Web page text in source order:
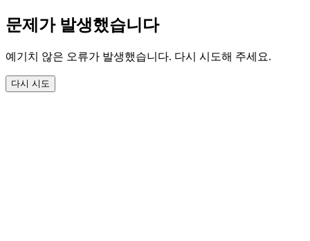
문제가 발생했습니다
예기치 않은 오류가 발생했습니다. 다시 시도해 주세요.
다시 시도